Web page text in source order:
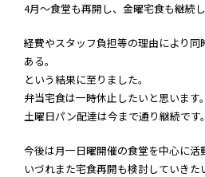
4月～食堂も再開し、金曜宅食も継続
経費やスタッフ負担等の理由により
ある。
という結果に至りました。
弁当宅食は一時休止したいと思います。
土曜日パン配達は今まで通り継続です。
今後は月一日曜開催の食堂を中心に活
いづれまた宅食再開も検討していきた